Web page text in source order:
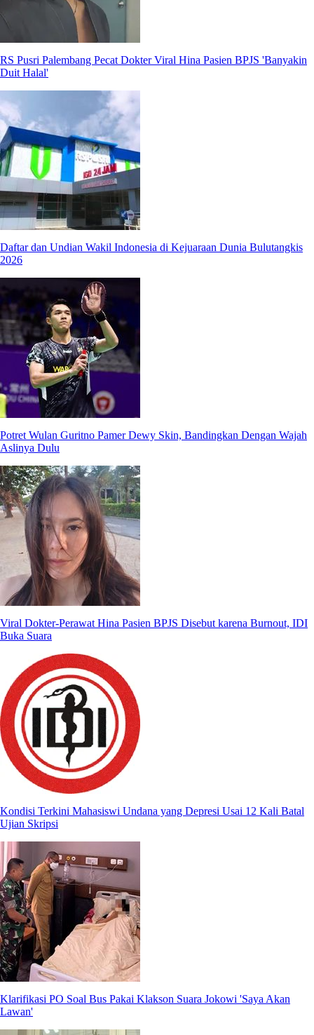
RS Pusri Palembang Pecat Dokter Viral Hina Pasien BPJS 'Banyakin
Duit Halal'
Daftar dan Undian Wakil Indonesia di Kejuaraan Dunia Bulutangkis
2026
Potret Wulan Guritno Pamer Dewy Skin, Bandingkan Dengan Wajah
Aslinya Dulu
Viral Dokter-Perawat Hina Pasien BPJS Disebut karena Burnout, IDI
Buka Suara
Kondisi Terkini Mahasiswi Undana yang Depresi Usai 12 Kali Batal
Ujian Skripsi
Klarifikasi PO Soal Bus Pakai Klakson Suara Jokowi 'Saya Akan
Lawan'